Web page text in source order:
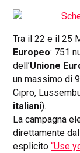
Tra il 22 e il 25
Europeo: 751
dell’Unione
un massimo di
Cipro,
italiani).
La campagna
direttamente
esplicito“Use